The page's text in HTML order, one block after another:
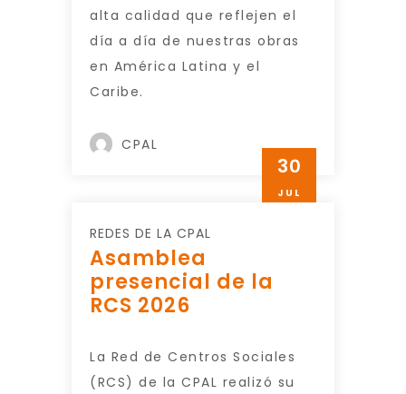
alta calidad que reflejen el
día a día de nuestras obras
en América Latina y el
Caribe.
CPAL
30
JUL
REDES DE LA CPAL
Asamblea
presencial de la
RCS 2026
La Red de Centros Sociales
(RCS) de la CPAL realizó su